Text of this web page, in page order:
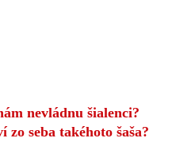
nevládnu šialenci?
seba takéhoto šaša?